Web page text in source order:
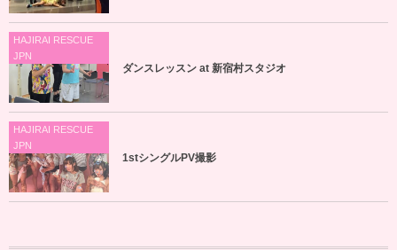
HAJIRAI RESCUE
JPN
ダンスレッスン at 新宿村スタジオ
HAJIRAI RESCUE
JPN
1stシングルPV撮影